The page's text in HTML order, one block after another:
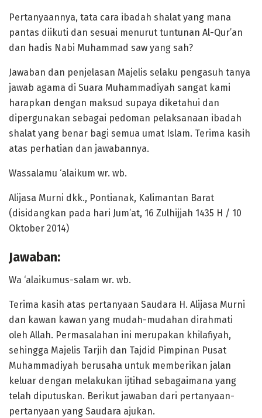
Pertanyaannya, tata cara ibadah shalat yang mana
pantas diikuti dan sesuai menurut tuntunan Al-Qur’an
dan hadis Nabi Muhammad saw yang sah?
Jawaban dan penjelasan Majelis selaku pengasuh tanya
jawab agama di Suara Muhammadiyah sangat kami
harapkan dengan maksud supaya diketahui dan
dipergunakan sebagai pedoman pelaksanaan ibadah
shalat yang benar bagi semua umat Islam. Terima kasih
atas perhatian dan jawabannya.
Wassalamu ‘alaikum wr. wb.
Alijasa Murni dkk., Pontianak, Kalimantan Barat
(disidangkan pada hari Jum’at, 16 Zulhijjah 1435 H / 10
Oktober 2014)
Jawaban:
Wa ‘alaikumus-salam wr. wb.
Terima kasih atas pertanyaan Saudara H. Alijasa Murni
dan kawan kawan yang mudah-mudahan dirahmati
oleh Allah. Permasalahan ini merupakan khilafiyah,
sehingga Majelis Tarjih dan Tajdid Pimpinan Pusat
Muhammadiyah berusaha untuk memberikan jalan
keluar dengan melakukan ijtihad sebagaimana yang
telah diputuskan. Berikut jawaban dari pertanyaan-
pertanyaan yang Saudara ajukan.